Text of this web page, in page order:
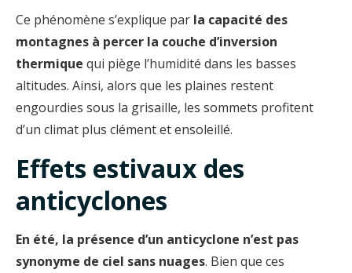
Ce phénomène s’explique par la capacité des
montagnes à percer la couche d’inversion
thermique qui piège l’humidité dans les basses
altitudes. Ainsi, alors que les plaines restent
engourdies sous la grisaille, les sommets profitent
d’un climat plus clément et ensoleillé.
Effets estivaux des
anticyclones
En été, la présence d’un anticyclone n’est pas
synonyme de ciel sans nuages. Bien que ces